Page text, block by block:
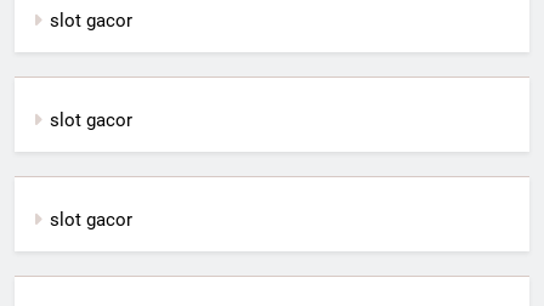
slot gacor
slot gacor
slot gacor